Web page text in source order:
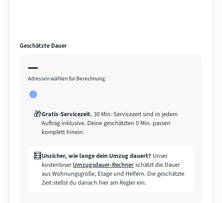
Geschätzte Dauer
—
Adressen wählen für Berechnung
🎁Gratis-Servicezeit. 30 Min. Servicezeit sind in jedem
Auftrag inklusive. Deine geschätzten 0 Min. passen
komplett hinein.
🧮Unsicher, wie lange dein Umzug dauert? Unser
kostenloserUmzugsdauer-Rechnerschätzt die Dauer
aus Wohnungsgröße, Etage und Helfern. Die geschätzte
Zeit stellst du danach hier am Regler ein.